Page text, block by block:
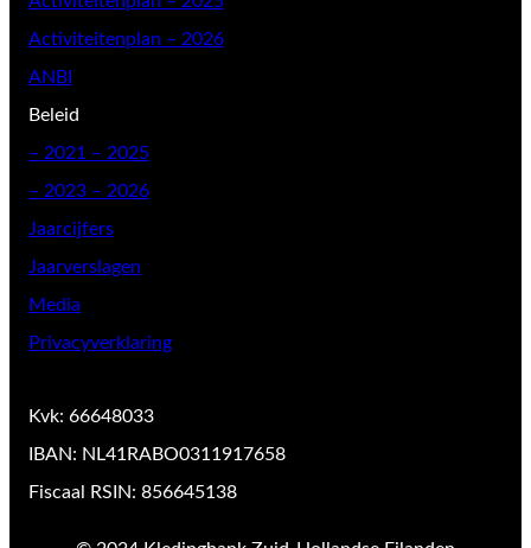
Activiteitenplan – 2026
ANBI
Beleid
– 2021 – 2025
– 2023 – 2026
Jaarcijfers
Jaarverslagen
Media
Privacyverklaring
Kvk: 66648033
IBAN: NL41RABO0311917658
Fiscaal RSIN: 856645138